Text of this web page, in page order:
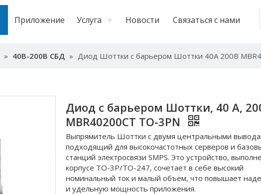
Приложение Услуга Новости Связаться с нами
» 40В-200В СБД » Диод Шоттки с барьером Шоттки 40А 200В
Диод с барьером Шоттки, 40 А,
MBR40200CT TO-3PN
Выпрямитель Шоттки с двумя центральными
подходящий для высокочастотных серверов и
станций электросвязи SMPS. Это устройство,
корпусе TO-3P/TO-247, сочетает в себе высокий
номинальный ток и малый объем, что повышает
и удельную мощность приложения.